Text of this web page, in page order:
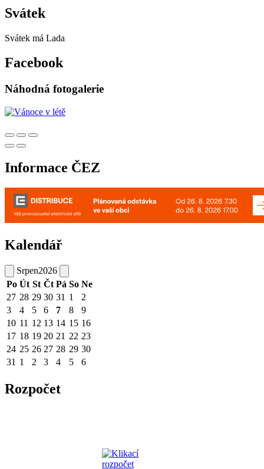
Svátek
Svátek má Lada
Facebook
Náhodná fotogalerie
Informace ČEZ
Kalendář
Srpen2026
Po Út St Čt Pá So Ne
27 28 29 30 31 1
2
3
4 5 6 7 8
9
10 11 12 13 14 15 16
17 18 19 20 21 22 23
24 25 26 27 28 29 30
31 1 2 3 4 5 6
Rozpočet